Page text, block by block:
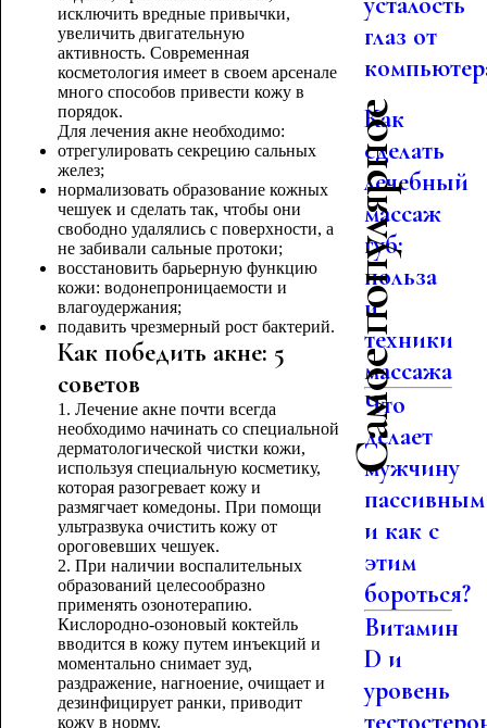
исключить вредные привычки,
увеличить двигательную
активность. Современная
косметология имеет в своем арсенале
много способов привести кожу в
порядок.
Для лечения акне необходимо:
отрегулировать секрецию сальных
желез;
нормализовать образование кожных
чешуек и сделать так, чтобы они
свободно удалялись с поверхности, а
не забивали сальные протоки;
восстановить барьерную функцию
кожи: водонепроницаемости и
влагоудержания;
подавить чрезмерный рост бактерий.
Как победить акне: 5
советов
1. Лечение акне почти всегда
необходимо начинать со специальной
дерматологической чистки кожи,
используя специальную косметику,
которая разогревает кожу и
размягчает комедоны. При помощи
ультразвука очистить кожу от
ороговевших чешуек.
2. При наличии воспалительных
образований целесообразно
применять озонотерапию.
Кислородно-озоновый коктейль
вводится в кожу путем инъекций и
моментально снимает зуд,
раздражение, нагноение, очищает и
дезинфицирует ранки, приводит
кожу в норму.
глаз от
Самое популярное
Как
сделать
лечебный
массаж
губ:
польза
и
техники
массажа
Что
делает
мужчину
пассивным
и как с
этим
бороться?
Витамин
D и
уровень